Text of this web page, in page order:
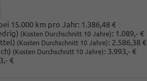
15.000 km pro Jahr: 1.386,48 €
(Kosten Durchschnitt 10 Jahre): 1.089,- €
(Kosten Durchschnitt 10 Jahre): 2.586,38 €
(Kosten Durchschnitt 10 Jahre): 3.993,- €
€